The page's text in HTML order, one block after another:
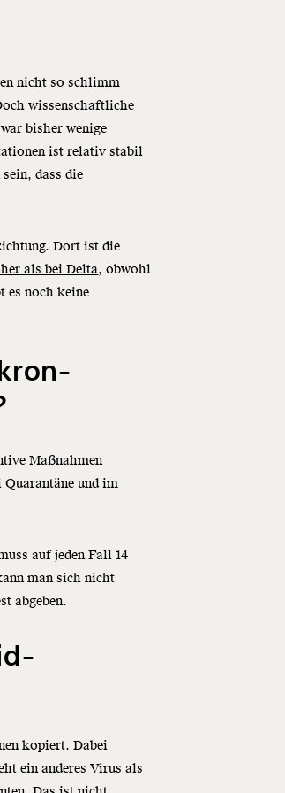
nicht so schlimm
wissenschaftliche
bisher wenige
ist relativ stabil
dass die
Dort ist die
als bei Delta, obwohl
es noch keine
Maßnahmen
und im
auf jeden Fall 14
man sich nicht
abgeben.
kopiert. Dabei
ein anderes Virus als